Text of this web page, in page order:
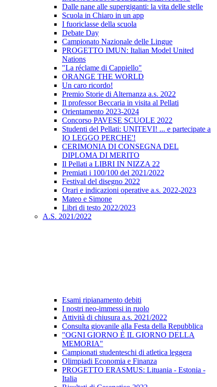
Dalle nane alle supergiganti: la vita delle stelle
Scuola in Chiaro in un app
I fuoriclasse della scuola
Debate Day
Campionato Nazionale delle Lingue
PROGETTO IMUN: Italian Model United
Nations
"La réclame di Cappiello"
ORANGE THE WORLD
Un caro ricordo!
Premio Storie di Alternanza a.s. 2022
Il professor Beccaria in visita al Pellati
Orientamento 2023-2024
Concorso PAVESE SCUOLE 2022
Studenti del Pellati: UNITEVI! ... e partecipate a
IO LEGGO PERCHE'!
CERIMONIA DI CONSEGNA DEL
DIPLOMA DI MERITO
Il Pellati a LIBRI IN NIZZA 22
Premiati i 100/100 del 2021/2022
Festival del disegno 2022
Orari e indicazioni operative a.s. 2022-2023
Mateo e Simone
Libri di testo 2022/2023
A.S. 2021/2022
Esami ripianamento debiti
I nostri neo-immessi in ruolo
Attività di chiusura a.s. 2021/2022
Consulta giovanile alla Festa della Repubblica
"OGNI GIORNO È IL GIORNO DELLA
MEMORIA"
Campionati studenteschi di atletica leggera
Olimpiadi Economia e Finanza
PROGETTO ERASMUS: Lituania - Estonia -
Italia